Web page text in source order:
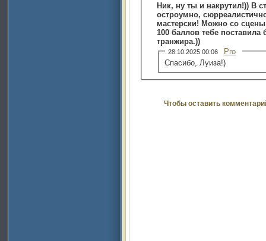
Ник, ну ты и накрутил!)) В
остроумно,
мастерски! Можно со сцены
100 баллов тебе поставила
транжира.))
28.10.2025 00:06
Pro
Спасибо, Луиза!)
Чтобы оставить